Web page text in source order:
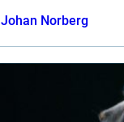
Johan Norberg